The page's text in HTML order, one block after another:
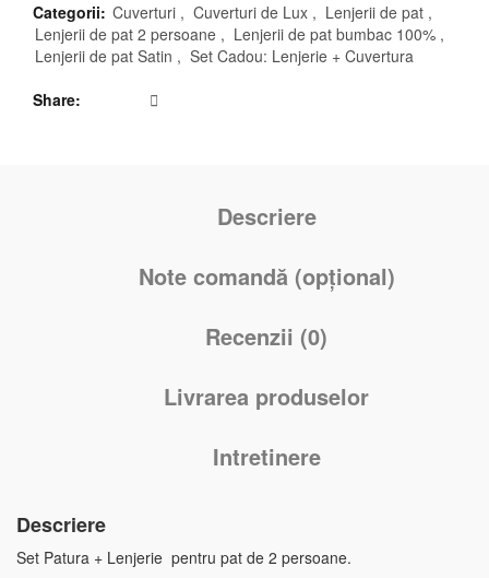
Categorii: Cuverturi , Cuverturi de Lux , Lenjerii de pat ,
Lenjerii de pat 2 persoane , Lenjerii de pat bumbac 100% ,
Lenjerii de pat Satin , Set Cadou: Lenjerie + Cuvertura
Share
Descriere
Note comandă (opțional)
Recenzii (0)
Livrarea produselor
Intretinere
Descriere
Set Patura + Lenjerie pentru pat de 2 persoane.